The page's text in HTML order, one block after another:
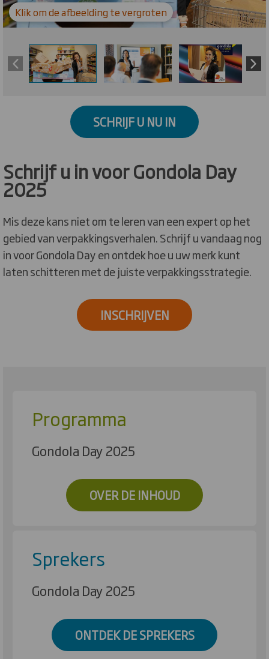
Klik om de afbeelding te vergroten
SCHRIJF U NU IN
Schrijf u in voor Gondola Day
2025
Mis deze kans niet om te leren van een expert op het
gebied van verpakkingsverhalen. Schrijf u vandaag nog
in voor Gondola Day en ontdek hoe u uw merk kunt
laten schitteren met de juiste verpakkingsstrategie.
INSCHRIJVEN
Programma
Gondola Day 2025
OVER DE INHOUD
Sprekers
Gondola Day 2025
ONTDEK DE SPREKERS